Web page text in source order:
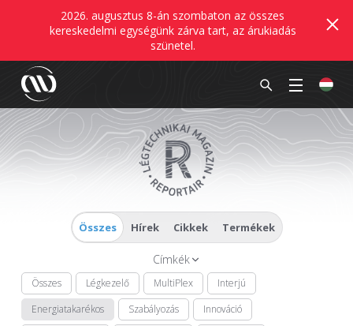
2026. augusztus 8-án szombaton az összes
kereskedelmi egységünk zárva tart, az árukiadás
szünetel.
Összes Hírek Cikkek Termékek
Címkék
Összes Légkezelő MultiPlex
Interjú
Energiatakarékos
Szabályozás
Innováció